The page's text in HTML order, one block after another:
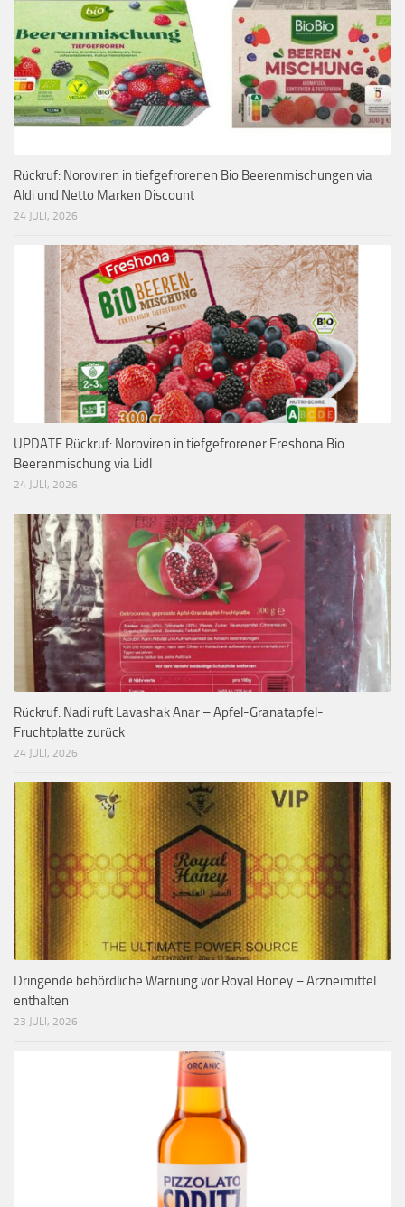
Rückruf: Noroviren in tiefgefrorenen Bio Beerenmischungen via
Aldi und Netto Marken Discount
24 JULI, 2026
UPDATE Rückruf: Noroviren in tiefgefrorener Freshona Bio
Beerenmischung via Lidl
24 JULI, 2026
Rückruf: Nadi ruft Lavashak Anar – Apfel-Granatapfel-
Fruchtplatte zurück
24 JULI, 2026
Dringende behördliche Warnung vor Royal Honey – Arzneimittel
enthalten
23 JULI, 2026